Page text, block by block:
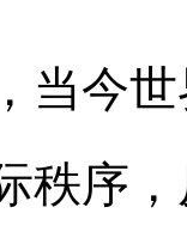
今世
秩序